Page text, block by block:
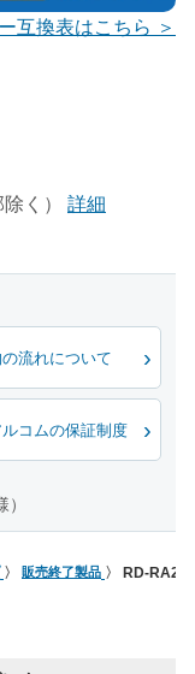
互換表はこちら ＞
く）
詳細
流れについて
コムの保証制度
販売終了製品 RD-